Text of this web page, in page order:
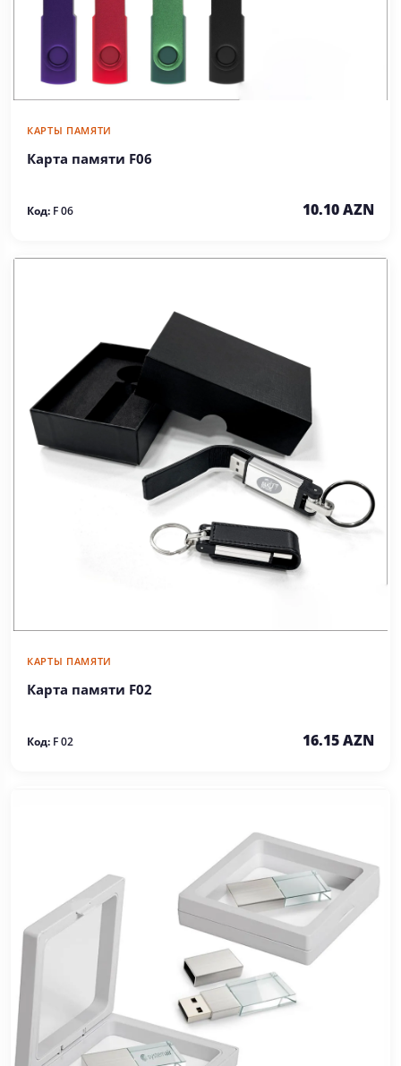
КАРТЫ ПАМЯТИ
Карта памяти F06
Код: F 06 10.10 AZN
КАРТЫ ПАМЯТИ
Карта памяти F02
Код: F 02 16.15 AZN